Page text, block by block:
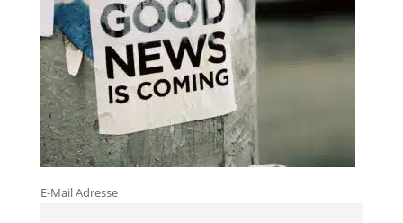
E-Mail Adresse